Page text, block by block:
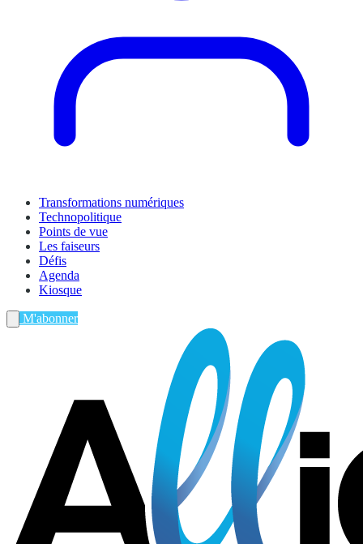
Transformations numériques
Technopolitique
Points de vue
Les faiseurs
Défis
Agenda
Kiosque
M'abonner